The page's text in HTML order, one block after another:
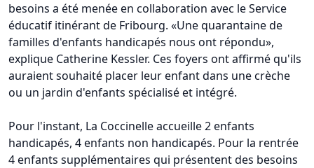
besoins a été menée en collaboration avec le Service
éducatif itinérant de Fribourg. «Une quarantaine de
familles d'enfants handicapés nous ont répondu»,
explique Catherine Kessler. Ces foyers ont affirmé qu'ils
auraient souhaité placer leur enfant dans une crèche
ou un jardin d'enfants spécialisé et intégré.
Pour l'instant, La Coccinelle accueille 2 enfants
handicapés, 4 enfants non handicapés. Pour la rentrée
4 enfants supplémentaires qui présentent des besoins